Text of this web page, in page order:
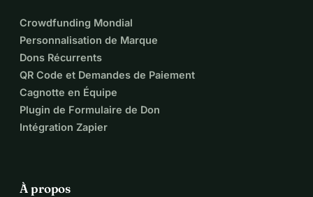
Crowdfunding Mondial
Personnalisation de Marque
Dons Récurrents
QR Code et Demandes de Paiement
Cagnotte en Équipe
Plugin de Formulaire de Don
Intégration Zapier
À propos